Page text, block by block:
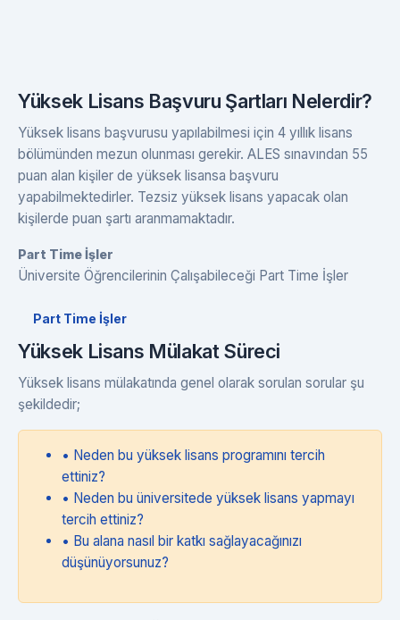
Yüksek Lisans Başvuru Şartları Nelerdir?
Yüksek lisans başvurusu yapılabilmesi için 4 yıllık lisans
bölümünden mezun olunması gerekir. ALES sınavından 55
puan alan kişiler de yüksek lisansa başvuru
yapabilmektedirler. Tezsiz yüksek lisans yapacak olan
kişilerde puan şartı aranmamaktadır.
Part Time İşler
Üniversite Öğrencilerinin Çalışabileceği Part Time İşler
Part Time İşler
Yüksek Lisans Mülakat Süreci
Yüksek lisans mülakatında genel olarak sorulan sorular şu
şekildedir;
• Neden bu yüksek lisans programını tercih
ettiniz?
• Neden bu üniversitede yüksek lisans yapmayı
tercih ettiniz?
• Bu alana nasıl bir katkı sağlayacağınızı
düşünüyorsunuz?